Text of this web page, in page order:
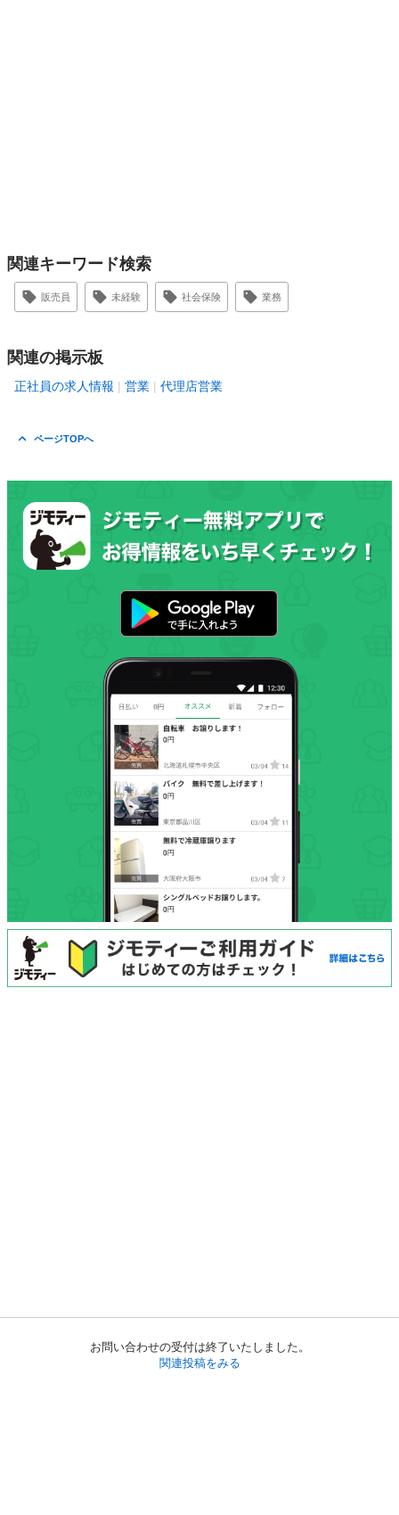
お問い合わせの受付は終了いたしました。
関連投稿をみる
関連キーワード検索
販売員 未経験 社会保険 業務
関連の掲示板
正社員の求人情報 営業 代理店営業
ページTOPへ